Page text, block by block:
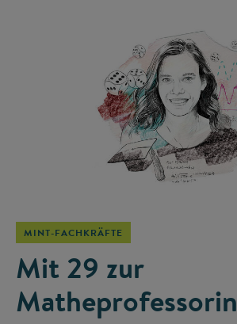
MINT-FACHKRÄFTE
Mit 29 zur
Matheprofessorin